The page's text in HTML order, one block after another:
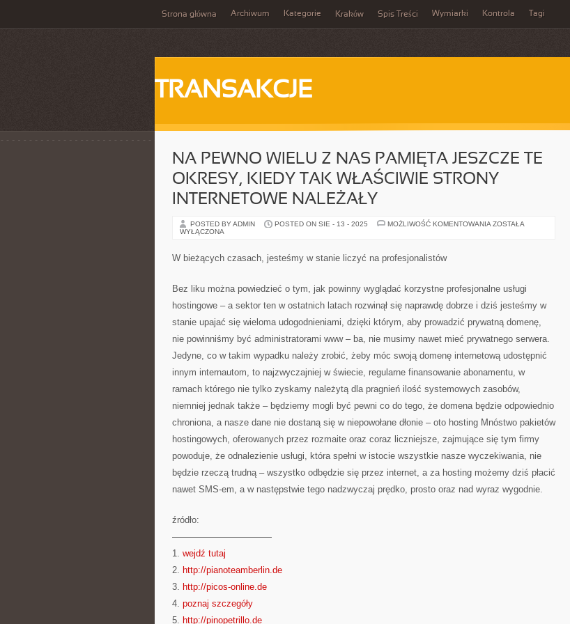
Strona główna Archiwum Kategorie Kraków Spis Treści Wymiarki Kontrola Tagi
TRANSAKCJE
NA PEWNO WIELU Z NAS PAMIĘTA JESZCZE TE
OKRESY, KIEDY TAK WŁAŚCIWIE STRONY
INTERNETOWE NALEŻAŁY
POSTED BY ADMIN POSTED ON SIE - 13 - 2025 MOŻLIWOŚĆ KOMENTOWANIA NA
OKRESY,
KIEDY
WŁAŚCIWIE
INTERNETOWE
ZOSTAŁA
WYŁĄCZONA
W bieżących czasach, jesteśmy w stanie liczyć na profesjonalistów
Bez liku można powiedzieć o tym, jak powinny wyglądać korzystne profesjonalne usługi
hostingowe – a sektor ten w ostatnich latach rozwinął się naprawdę dobrze i dziś jesteśmy w
stanie upajać się wieloma udogodnieniami, dzięki którym, aby prowadzić prywatną domenę,
nie powinniśmy być administratorami www – ba, nie musimy nawet mieć prywatnego serwera.
Jedyne, co w takim wypadku należy zrobić, żeby móc swoją domenę internetową udostępnić
innym internautom, to najzwyczajniej w świecie, regularne finansowanie abonamentu, w
ramach którego nie tylko zyskamy należytą dla pragnień ilość systemowych zasobów,
niemniej jednak także – będziemy mogli być pewni co do tego, że domena będzie odpowiednio
chroniona, a nasze dane nie dostaną się w niepowołane dłonie – oto hosting Mnóstwo pakietów
hostingowych, oferowanych przez rozmaite oraz coraz liczniejsze, zajmujące się tym firmy
powoduje, że odnalezienie usługi, która spełni w istocie wszystkie nasze wyczekiwania, nie
będzie rzeczą trudną – wszystko odbędzie się przez internet, a za hosting możemy dziś płacić
nawet SMS-em, a w następstwie tego nadzwyczaj prędko, prosto oraz nad wyraz wygodnie.
źródło:
———————————
1. wejdź tutaj
2. http://pianoteamberlin.de
3. http://picos-online.de
4. poznaj szczegóły
5. http://pinopetrillo.de